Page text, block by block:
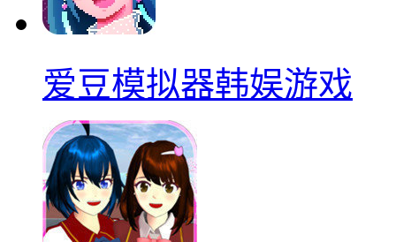
爱豆模拟器韩娱游戏